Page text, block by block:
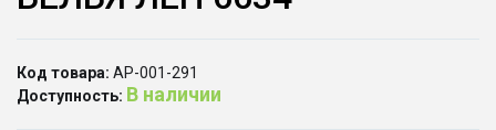
Код товара: АР-001-291
Доступность: В наличии